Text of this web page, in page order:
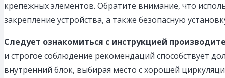
крепежных элементов. Обратите внимание, что
закрепление устройства, а также безопасную
Следует ознакомиться с инструкцией
и строгое соблюдение рекомендаций способствует
внутренний блок, выбирая место с хорошей